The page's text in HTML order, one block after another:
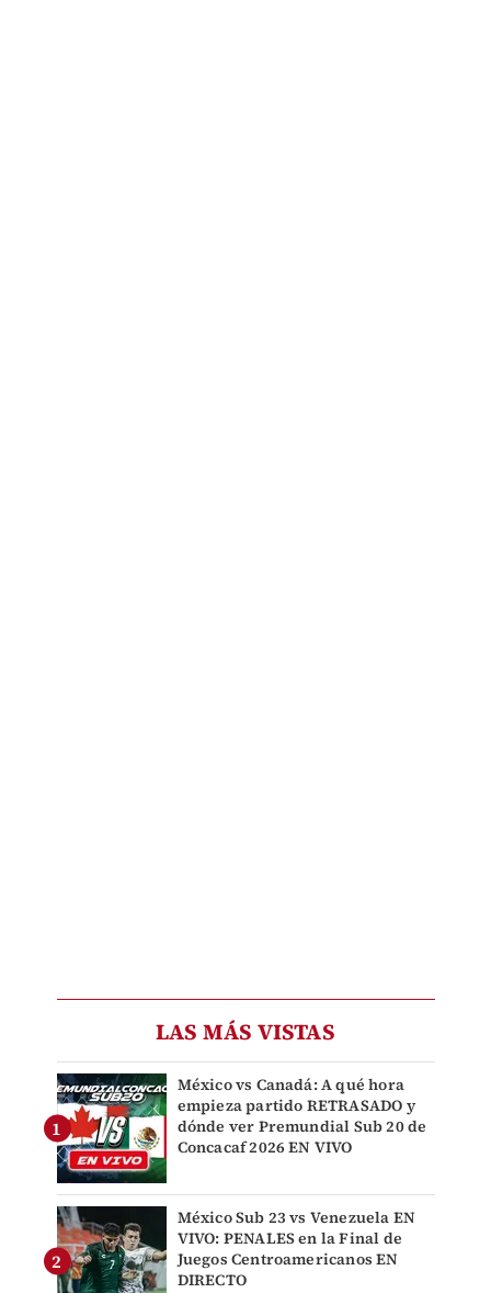
LAS MÁS VISTAS
México vs Canadá: A qué hora
empieza partido RETRASADO y
dónde ver Premundial Sub 20 de
Concacaf 2026 EN VIVO
México Sub 23 vs Venezuela EN
VIVO: PENALES en la Final de
Juegos Centroamericanos EN
DIRECTO